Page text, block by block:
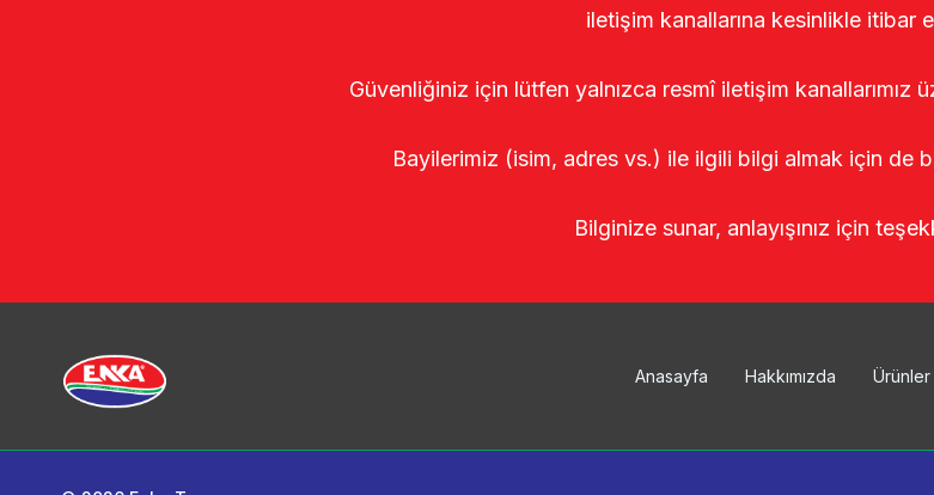
iletişim kanallarına kesinlikle itibar
Güvenliğiniz için lütfen yalnızca resmî iletişim kanallarımız
Bayilerimiz (isim, adres vs.) ile ilgili bilgi almak için de
Bilginize sunar, anlayışınız için
Anasayfa Hakkımızda Ürünler